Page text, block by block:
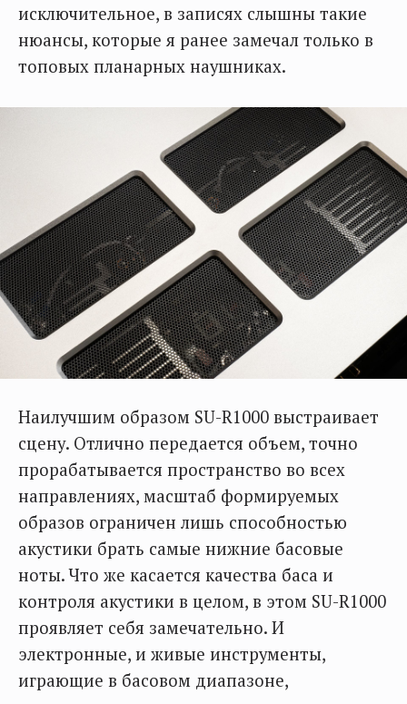
исключительное, в записях слышны такие
нюансы, которые я ранее замечал только в
топовых планарных наушниках.
Наилучшим образом SU-R1000 выстраивает
сцену. Отлично передается объем, точно
прорабатывается пространство во всех
направлениях, масштаб формируемых
образов ограничен лишь способностью
акустики брать самые нижние басовые
ноты. Что же касается качества баса и
контроля акустики в целом, в этом SU-R1000
проявляет себя замечательно. И
электронные, и живые инструменты,
играющие в басовом диапазоне,